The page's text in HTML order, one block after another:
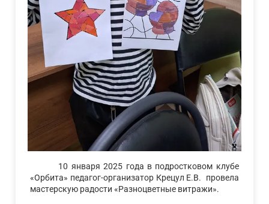
10 января 2025 года в подростковом клубе
«Орбита» педагог-организатор Крецул Е.В. провела
мастерскую радости «Разноцветные витражи».